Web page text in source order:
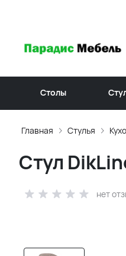
Столы
Главная Стулья
Стул
нет